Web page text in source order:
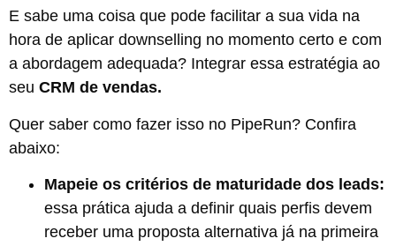
E sabe uma coisa que pode facilitar a sua vida na
hora de aplicar downselling no momento certo e com
a abordagem adequada? Integrar essa estratégia ao
seu CRM de vendas.
Quer saber como fazer isso no PipeRun? Confira
abaixo:
Mapeie os critérios de maturidade dos leads:
essa prática ajuda a definir quais perfis devem
receber uma proposta alternativa já na primeira